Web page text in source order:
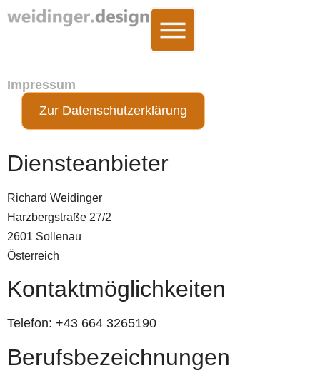
content
Impressum
Zur Datenschutzerklärung
Diensteanbieter
Richard Weidinger
Harzbergstraße 27/2
2601 Sollenau
Österreich
Kontaktmöglichkeiten
Telefon: +43 664 3265190
Berufsbezeichnungen